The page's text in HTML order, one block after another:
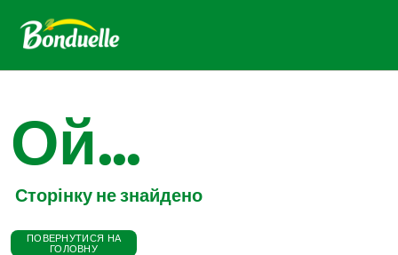
Ой...
Сторінку не знайдено
ПОВЕРНУТИСЯ НА
ГОЛОВНУ